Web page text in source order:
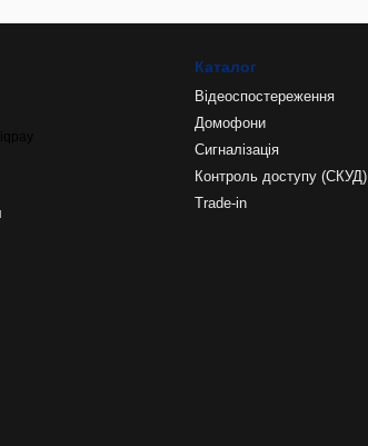
Каталог
Відеоспостереження
Домофони
Сигналізація
Контроль доступу (СКУД)
Trade-in